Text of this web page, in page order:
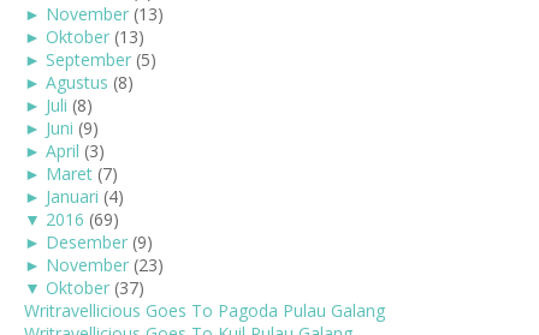
► November (13)
► Oktober (13)
► September (5)
► Agustus (8)
► Juli (8)
► Juni (9)
► April (3)
► Maret (7)
► Januari (4)
▼ 2016 (69)
► Desember (9)
► November (23)
▼ Oktober (37)
Writravellicious Goes To Pagoda Pulau Galang